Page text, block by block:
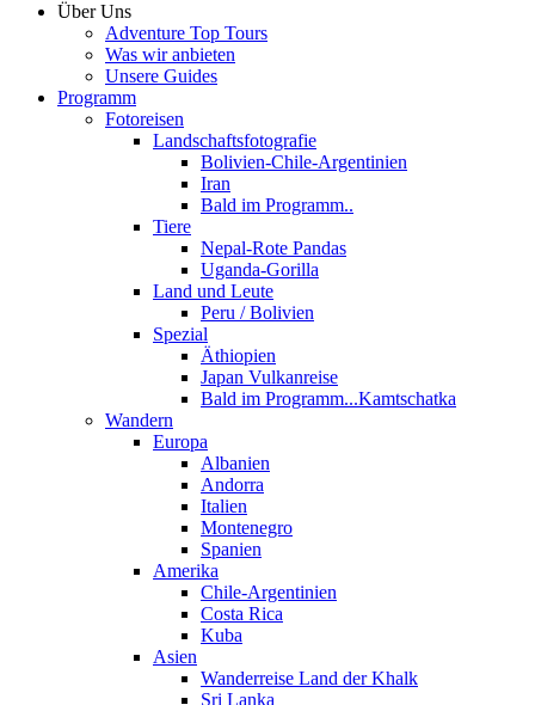
Über Uns
Adventure Top Tours
Was wir anbieten
Unsere Guides
Programm
Fotoreisen
Landschaftsfotografie
Bolivien-Chile-Argentinien
Iran
Bald im Programm..
Tiere
Nepal-Rote Pandas
Uganda-Gorilla
Land und Leute
Peru / Bolivien
Spezial
Äthiopien
Japan Vulkanreise
Bald im Programm...Kamtschatka
Wandern
Europa
Albanien
Andorra
Italien
Montenegro
Spanien
Amerika
Chile-Argentinien
Costa Rica
Kuba
Asien
Wanderreise Land der Khalk
Sri Lanka